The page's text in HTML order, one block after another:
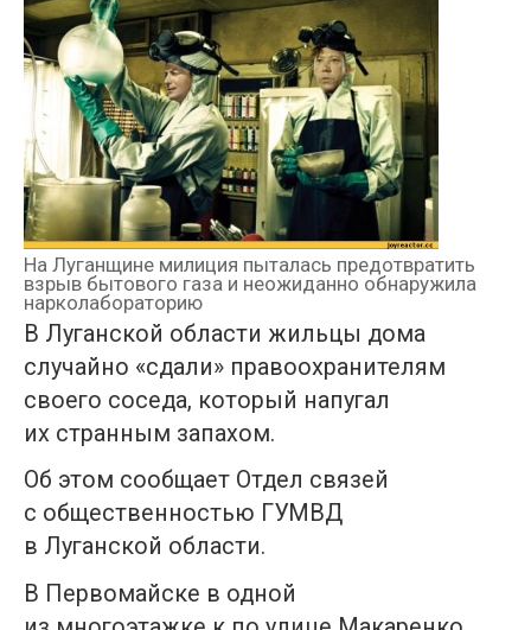
На Луганщине милиция пыталась предотвратить
взрыв бытового газа и неожиданно обнаружила
нарколабораторию
В Луганской области жильцы дома
случайно «сдали» правоохранителям
своего соседа, который напугал
их странным запахом.
Об этом сообщает Отдел связей
с общественностью ГУМВД
в Луганской области.
В Первомайске в одной